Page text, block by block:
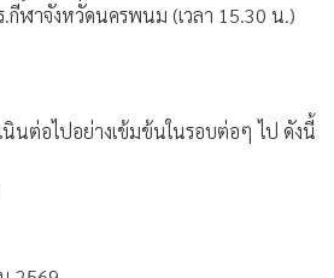
กีฬาจังหวัดนครพนม (เวลา 15.30 น.)
นต่อไปอย่างเข้มข้นในรอบต่อๆ ไป ดังนี้